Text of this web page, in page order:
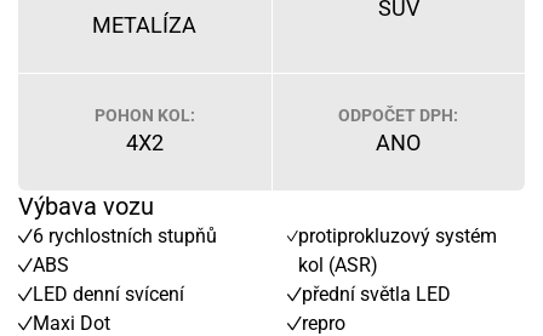
METALÍZA
SUV
POHON KOL:
4X2
ODPOČET DPH:
ANO
Výbava vozu
6 rychlostních stupňů
ABS
LED denní svícení
Maxi Dot
protiprokluzový systém
kol (ASR)
přední světla LED
repro